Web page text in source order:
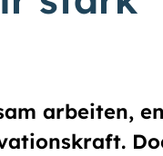
arbeiten,